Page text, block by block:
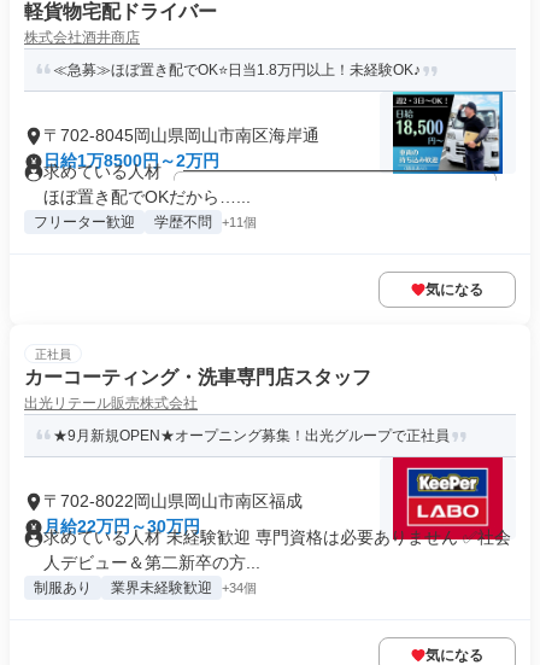
軽貨物宅配ドライバー
株式会社酒井商店
≪急募≫ほぼ置き配でOK⭐日当1.8万円以上！未経験OK♪
〒702-8045岡山県岡山市南区海岸通
日給1万8500円～2万円
求めている人材 ╭━━━━━━━━━━━━━━━━━━╮
ほぼ置き配でOKだから…...
フリーター歓迎 学歴不問 +11個
気になる
正社員
カーコーティング・洗車専門店スタッフ
出光リテール販売株式会社
★9月新規OPEN★オープニング募集！出光グループで正社員
〒702-8022岡山県岡山市南区福成
月給22万円～30万円
求めている人材 未経験歓迎 専門資格は必要ありません ✅社会
人デビュー＆第二新卒の方...
制服あり 業界未経験歓迎 +34個
気になる